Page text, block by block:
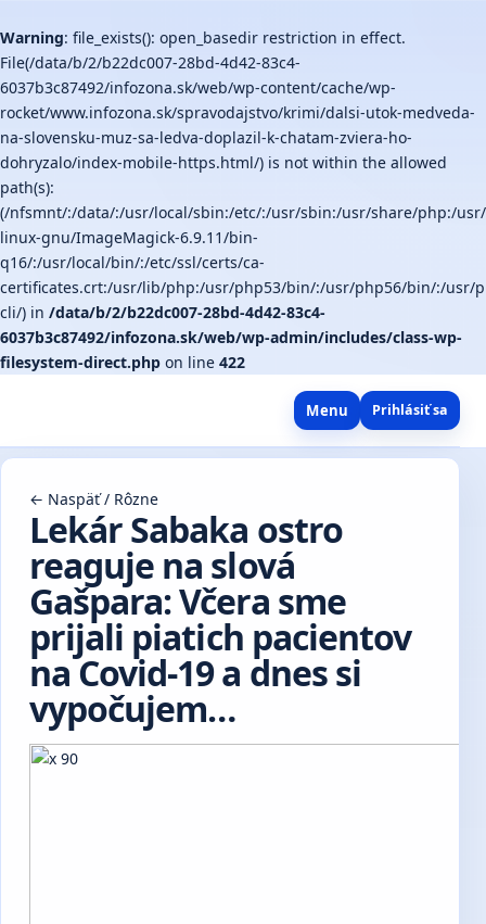
Warning: file_exists(): open_basedir restriction in effect.
File(/data/b/2/b22dc007-28bd-4d42-83c4-
6037b3c87492/infozona.sk/web/wp-content/cache/wp-
rocket/www.infozona.sk/spravodajstvo/krimi/dalsi-utok-medveda-
na-slovensku-muz-sa-ledva-doplazil-k-chatam-zviera-ho-
dohryzalo/index-mobile-https.html/) is not within the allowed
path(s):
(/nfsmnt/:/data/:/usr/local/sbin:/etc/:/usr/sbin:/usr/share/php:/
linux-gnu/ImageMagick-6.9.11/bin-
q16/:/usr/local/bin/:/etc/ssl/certs/ca-
certificates.crt:/usr/lib/php:/usr/php53/bin/:/usr/php56/bin/:/
cli/) in /data/b/2/b22dc007-28bd-4d42-83c4-
6037b3c87492/infozona.sk/web/wp-admin/includes/class-wp-
filesystem-direct.php on line 422
Prihlásiť sa
Menu
← Naspäť / Rôzne
Lekár Sabaka ostro
reaguje na slová
Gašpara: Včera sme
prijali piatich pacientov
na Covid-19 a dnes si
vypočujem…